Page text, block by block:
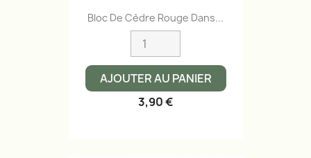
Bloc De Cèdre Rouge Dans...
AJOUTER AU PANIER
3,90 €